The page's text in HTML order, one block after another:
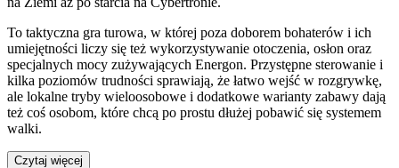
To taktyczna gra turowa, w której poza doborem bohaterów i ich
umiejętności liczy się też wykorzystywanie otoczenia, osłon oraz
specjalnych mocy zużywających Energon. Przystępne sterowanie i
kilka poziomów trudności sprawiają, że łatwo wejść w rozgrywkę,
ale lokalne tryby wieloosobowe i dodatkowe warianty zabawy dają
też coś osobom, które chcą po prostu dłużej pobawić się systemem
walki.
Czytaj więcej